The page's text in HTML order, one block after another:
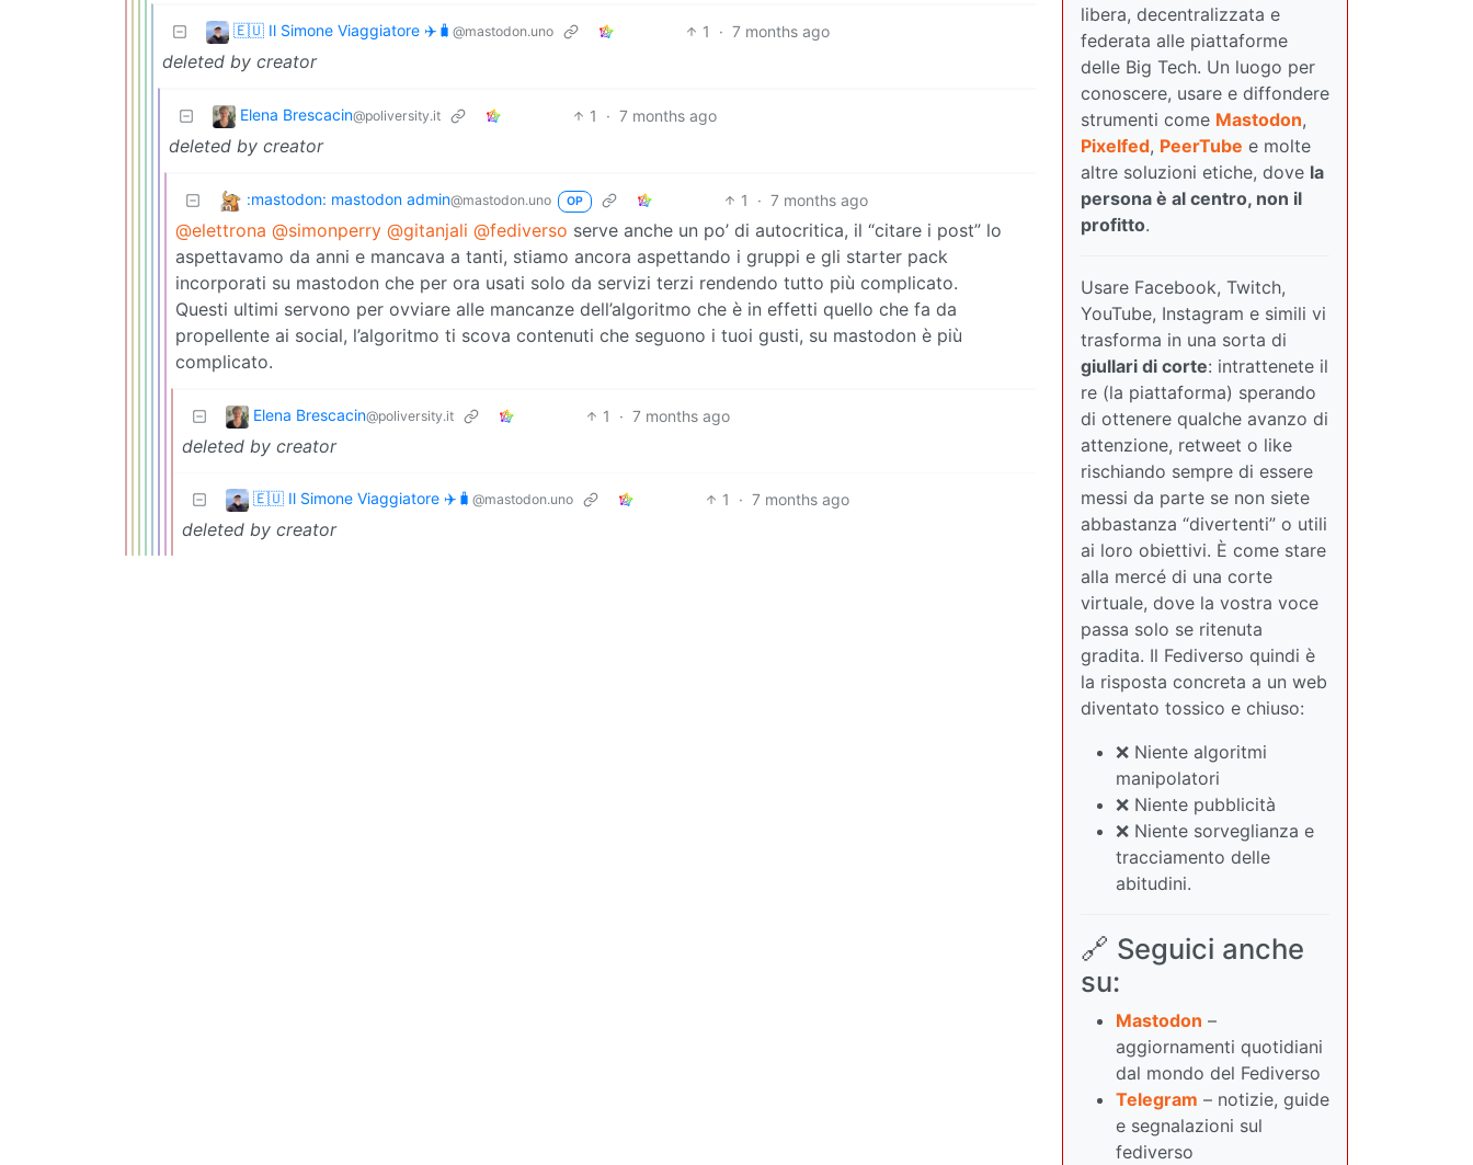
🇪🇺 Il Simone Viaggiatore ✈️🧳 @mastodon.uno 1 · 7 months ago
deleted by creator
Elena Brescacin@poliversity.it 1 · 7 months ago
deleted by creator
:mastodon: mastodon admin@mastodon.uno OP 1 · 7 months ago
@elettrona @simonperry @gitanjali @fediverso serve anche un po’ di autocritica, il “citare i post” lo
aspettavamo da anni e mancava a tanti, stiamo ancora aspettando i gruppi e gli starter pack
incorporati su mastodon che per ora usati solo da servizi terzi rendendo tutto più complicato.
Questi ultimi servono per ovviare alle mancanze dell’algoritmo che è in effetti quello che fa da
propellente ai social, l’algoritmo ti scova contenuti che seguono i tuoi gusti, su mastodon è più
complicato.
Elena Brescacin@poliversity.it 1 · 7 months ago
deleted by creator
🇪🇺 Il Simone Viaggiatore ✈️🧳 @mastodon.uno 1 · 7 months ago
deleted by creator
libera, decentralizzata e
federata alle piattaforme
delle Big Tech. Un luogo per
conoscere, usare e diffondere
strumenti come Mastodon,
Pixelfed, PeerTube e molte
altre soluzioni etiche, dove la
persona è al centro, non il
profitto.
Usare Facebook, Twitch,
YouTube, Instagram e simili vi
trasforma in una sorta di
giullari di corte: intrattenete il
re (la piattaforma) sperando
di ottenere qualche avanzo di
attenzione, retweet o like
rischiando sempre di essere
messi da parte se non siete
abbastanza “divertenti” o utili
ai loro obiettivi. È come stare
alla mercé di una corte
virtuale, dove la vostra voce
passa solo se ritenuta
gradita. Il Fediverso quindi è
la risposta concreta a un web
diventato tossico e chiuso:
❌ Niente algoritmi
manipolatori
❌ Niente pubblicità
❌ Niente sorveglianza e
tracciamento delle
abitudini.
🔗 Seguici anche
su:
Mastodon –
aggiornamenti quotidiani
dal mondo del Fediverso
Telegram – notizie, guide
e segnalazioni sul
fediverso